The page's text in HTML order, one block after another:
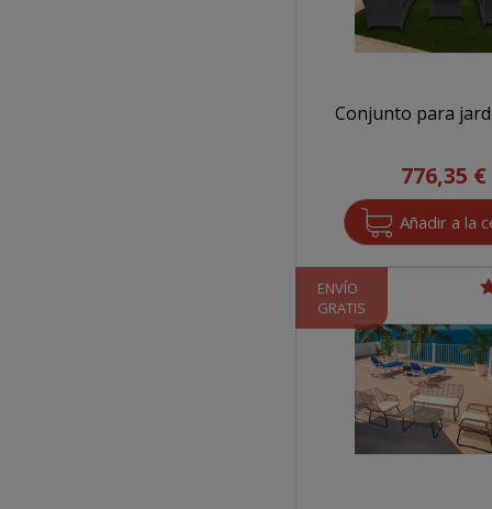
Conjunto para
776,35 €
ENVÍO
GRATIS